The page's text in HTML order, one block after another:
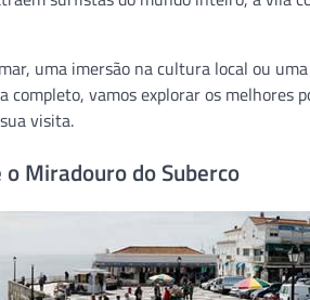
uma imersão na cultura local ou
completo, vamos explorar os
visita.
Miradouro do Suberco